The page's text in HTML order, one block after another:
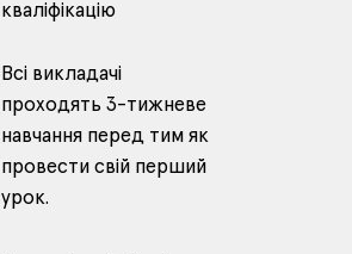
кваліфікацію
Всі викладачі
проходять 3-тижневе
навчання перед тим як
провести свій перший
урок.